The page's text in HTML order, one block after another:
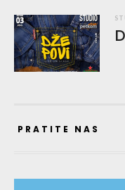
PRATITE NAS